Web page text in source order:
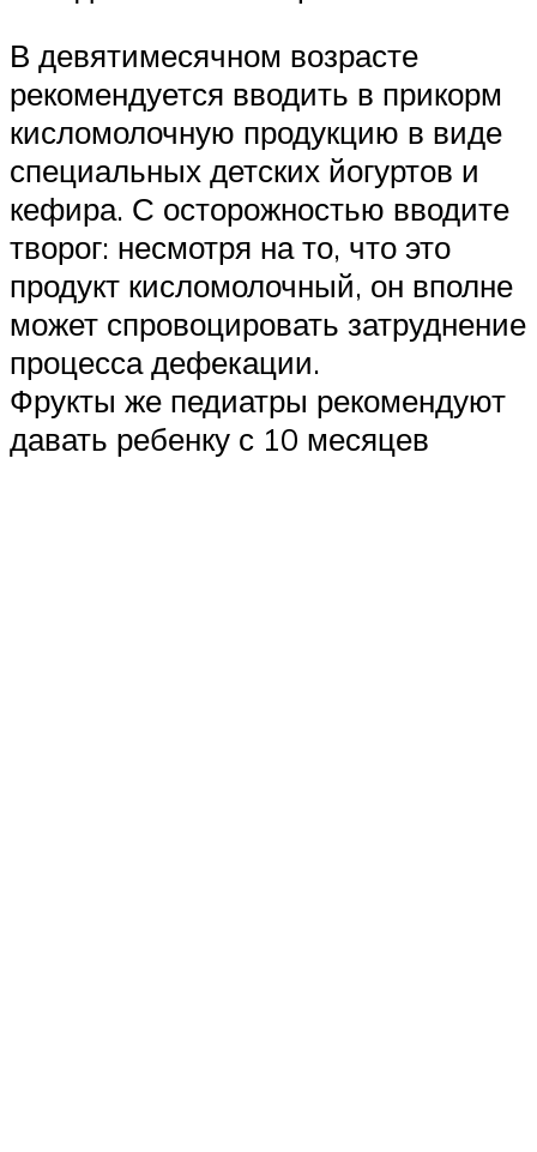
В девятимесячном возрасте
рекомендуется вводить в прикорм
кисломолочную продукцию в виде
специальных детских йогуртов и
кефира. С осторожностью вводите
творог: несмотря на то, что это
продукт кисломолочный, он вполне
может спровоцировать затруднение
процесса дефекации.
Фрукты же педиатры рекомендуют
давать ребенку с 10 месяцев